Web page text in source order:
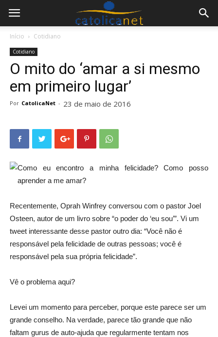
Início Cotidiano
Cotidiano
O mito do ‘amar a si mesmo
em primeiro lugar’
Por CatolicaNet - 23 de maio de 2016
Como eu encontro a minha felicidade? Como posso
aprender a me amar?
Recentemente, Oprah Winfrey conversou com o pastor Joel
Osteen, autor de um livro sobre “o poder do ‘eu sou’”. Vi um
tweet interessante desse pastor outro dia: “Você não é
responsável pela felicidade de outras pessoas; você é
responsável pela sua própria felicidade”.
Vê o problema aqui?
Levei um momento para perceber, porque este parece ser um
grande conselho. Na verdade, parece tão grande que não
faltam gurus de auto-ajuda que regularmente tentam nos